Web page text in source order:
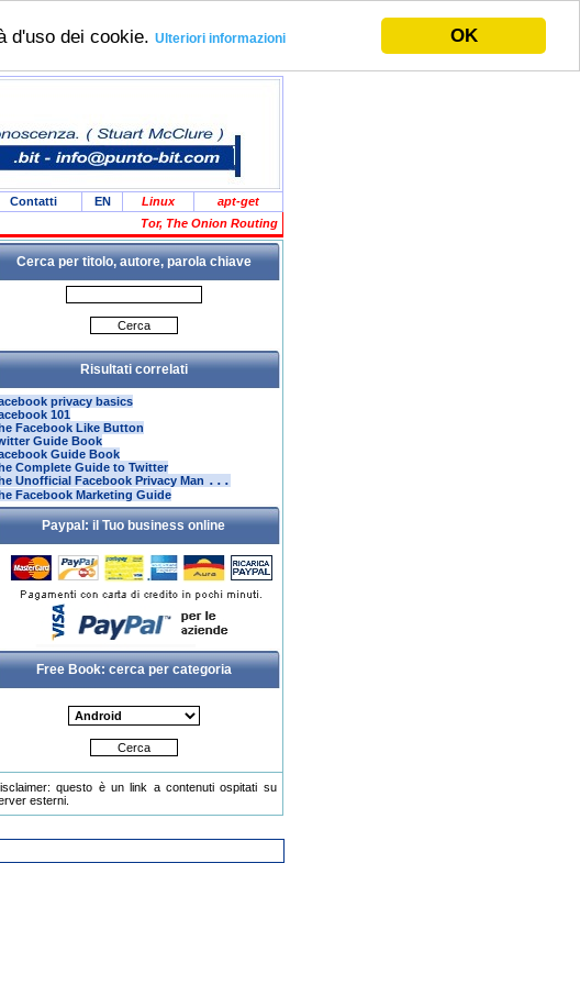
OK
d'uso dei cookie. Ulteriori informazioni
Contatti EN Linux
apt-get
Tor, The Onion Routing
Cerca per titolo, autore, parola chiave
Risultati correlati
privacy basics
101
Facebook Like Button
Guide Book
Guide Book
Complete Guide to Twitter
Unofficial Facebook Privacy Man ...
Facebook Marketing Guide
Paypal: il Tuo business online
Free Book: cerca per categoria
questo è un link a contenuti ospitati su
esterni.